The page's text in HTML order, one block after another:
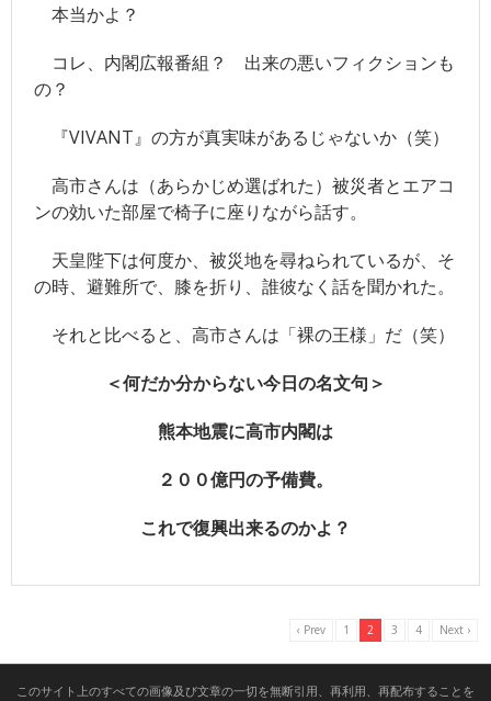
- サンデー毎日
- スポニチ
- 牧太郎による著書紹介
- 「ここだけの話」バックナンバー
- 「旧_編集長ヘッドライン日記」 バックナンバー
- ツイッター
- 日本魁新聞社物語
本当かよ？
コレ、内閣広報番組？ 出来の悪いフィクションも
の？
『VIVANT』の方が真実味があるじゃないか（笑）
高市さんは（あらかじめ選ばれた）被災者とエアコ
ンの効いた部屋で椅子に座りながら話す。
天皇陛下は何度か、被災地を尋ねられているが、そ
の時、避難所で、膝を折り、誰彼なく話を聞かれた。
それと比べると、高市さんは「裸の王様」だ（笑）
＜何だか分からない今日の名文句＞
熊本地震に高市内閣は
２００億円の予備費。
これで復興出来るのかよ？
‹ Prev 1 2 3 4 Next ›
このサイト上のすべての画像及び文章の一切を無断引用、再利用、再配布することを